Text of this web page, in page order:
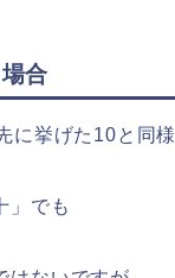
合
に挙げた10と同様
」でも